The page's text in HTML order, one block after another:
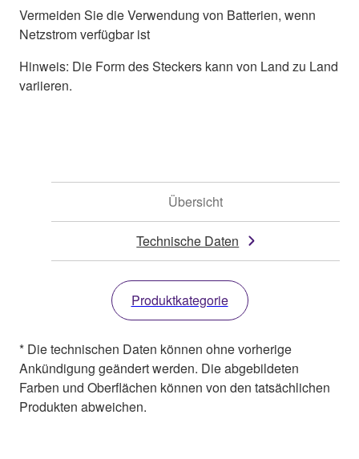
Vermeiden Sie die Verwendung von Batterien, wenn
Netzstrom verfügbar ist
Hinweis: Die Form des Steckers kann von Land zu Land
variieren.
Übersicht
Technische Daten
Produktkategorie
* Die technischen Daten können ohne vorherige
Ankündigung geändert werden. Die abgebildeten
Farben und Oberflächen können von den tatsächlichen
Produkten abweichen.